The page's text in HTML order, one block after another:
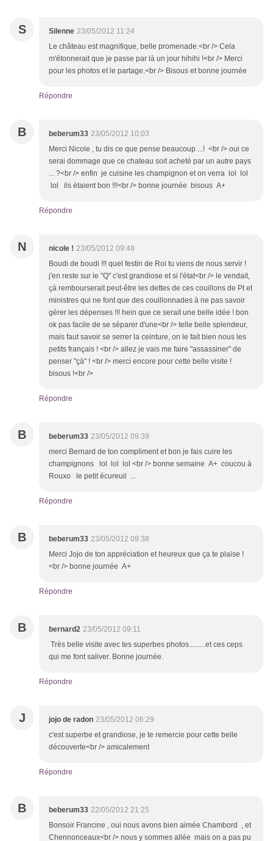
S Silenne 23/05/2012 11:24
Le château est magnifique, belle promenade.<br /> Cela
m'étonnerait que je passe par là un jour hihihi !<br /> Merci
pour les photos et le partage.<br /> Bisous et bonne journée
Répondre
B beberum33 23/05/2012 10:03
Merci Nicole , tu dis ce que pense beaucoup ...! <br /> oui ce
serai dommage que ce chateau soit acheté par un autre pays
... ?<br /> enfin je cuisine les champignon et on verra lol lol
lol ils étaient bon !!!<br /> bonne journée bisous A+
Répondre
N nicole ! 23/05/2012 09:48
Boudi de boudi !!! quel festin de Roi tu viens de nous servir !
j'en reste sur le "Q" c'est grandiose et si l'état<br /> le vendait,
çà rembourserait peut-être les dettes de ces couillons de Pt et
ministres qui ne font que des couillonnades à ne pas savoir
gérer les dépenses !!! hein que ce serait une belle idée ! bon
ok pas facile de se séparer d'une<br /> telle belle splendeur,
mais faut savoir se serrer la ceinture, on le fait bien nous les
petits français ! <br /> allez je vais me faire "assassiner" de
penser "çà" ! <br /> merci encore pour cette belle visite !
bisous !<br />
Répondre
B beberum33 23/05/2012 09:39
merci Bernard de ton compliment et bon je fais cuire les
champignons lol lol lol <br /> bonne semaine A+ coucou à
Rouxo le petit écureuil ...
Répondre
B beberum33 23/05/2012 09:38
Merci Jojo de ton appréciation et heureux que ça te plaise !
<br /> bonne journée A+
Répondre
B bernard2 23/05/2012 09:11
Très belle visite avec tes superbes photos.........et ces ceps
qui me font saliver. Bonne journée.
Répondre
J jojo de radon 23/05/2012 06:29
c'est superbe et grandiose, je te remercie pour cette belle
découverte<br /> amicalement
Répondre
B beberum33 22/05/2012 21:25
Bonsoir Francine , oui nous avons bien aimée Chambord , et
Chennonceaux<br /> nous y sommes allée mais on a pas pu